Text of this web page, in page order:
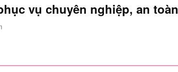
vụ chuyên nghiệp, an toàn